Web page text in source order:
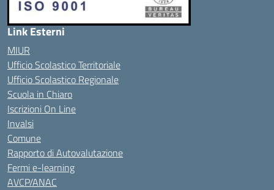
Link Esterni
MIUR
Ufficio Scolastico Territoriale
Ufficio Scolastico Regionale
Scuola in Chiaro
Iscrizioni On Line
Invalsi
Comune
Rapporto di Autovalutazione
Fermi e-learning
AVCP/ANAC